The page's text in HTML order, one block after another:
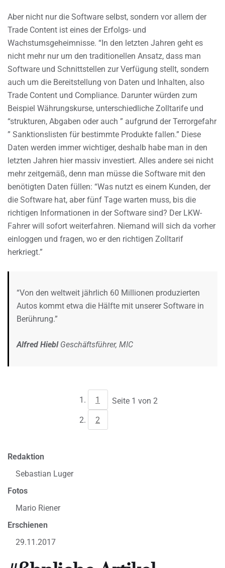
Aber nicht nur die Software selbst, sondern vor allem der
Trade Content ist eines der Erfolgs- und
Wachstumsgeheimnisse. “In den letzten Jahren geht es
nicht mehr nur um den traditionellen Ansatz, dass man
Software und Schnittstellen zur Verfügung stellt, sondern
auch um die Bereitstellung von Daten und Inhalten, also
Trade Content und Compliance. Darunter würden zum
Beispiel Währungskurse, unterschiedliche Zolltarife und
“strukturen, Abgaben oder auch ” aufgrund der Terrorgefahr
” Sanktionslisten für bestimmte Produkte fallen.” Diese
Daten werden immer wichtiger, deshalb habe man in den
letzten Jahren hier massiv investiert. Alles andere sei nicht
mehr zeitgemäß, denn man müsse die Software mit den
benötigten Daten füllen: “Was nutzt es einem Kunden, der
die Software hat, aber fünf Tage warten muss, bis die
richtigen Informationen in der Software sind? Der LKW-
Fahrer will sofort weiterfahren. Niemand will sich da vorher
einloggen und fragen, wo er den richtigen Zolltarif
herkriegt.”
“Von den weltweit jährlich 60 Millionen produzierten
Autos kommt etwa die Hälfte mit unserer Software in
Berührung.”
Alfred Hiebl Geschäftsführer, MIC
1
2
Seite 1 von 2
Redaktion
Sebastian Luger
Fotos
Mario Riener
Erschienen
29.11.2017